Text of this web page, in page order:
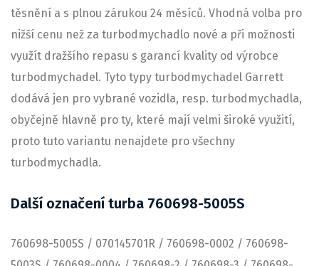
těsnění a s plnou zárukou 24 měsíců. Vhodná volba pro
nižší cenu než za turbodmychadlo nové a při možnosti
využít dražšího repasu s garancí kvality od výrobce
turbodmychadel. Tyto typy turbodmychadel Garrett
dodává jen pro vybrané vozidla, resp. turbodmychadla,
obyčejně hlavně pro ty, které mají velmi široké využití,
proto tuto variantu nenajdete pro všechny
turbodmychadla.
Další označení turba 760698-5005S
760698-5005S / 070145701R / 760698-0002 / 760698-